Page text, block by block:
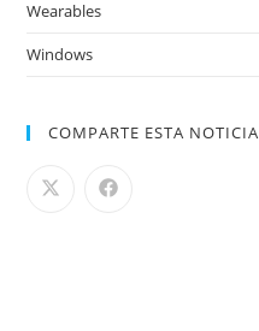
Wearables
Windows
COMPARTE ESTA NOTICIA